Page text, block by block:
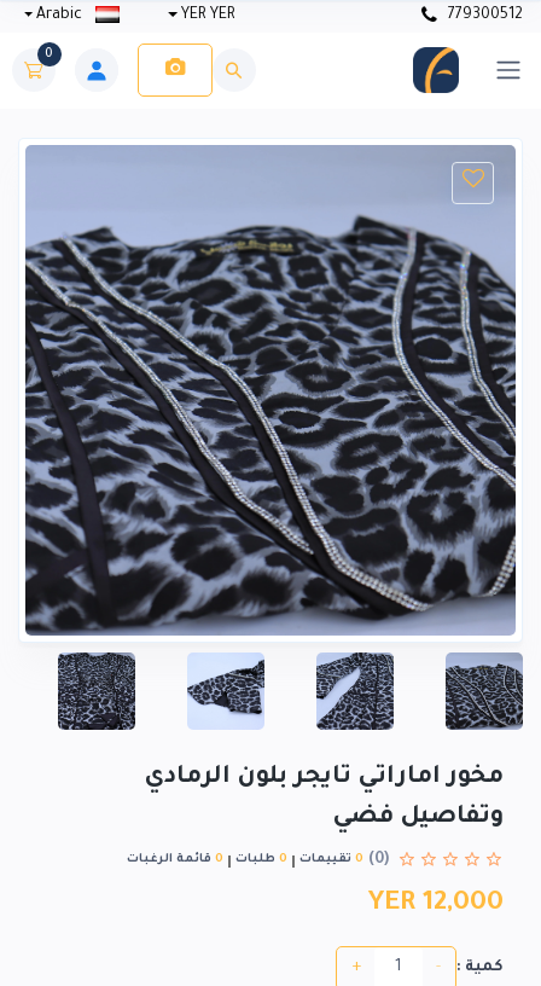
779300512
YER YER
0
مخور اماراتي تايجر بلون الرمادي
وتفاصيل فضي
(0)
0 تقييمات 0 طلبات 0 قائمة الرغبات
YER 12,000
كمية : -
+